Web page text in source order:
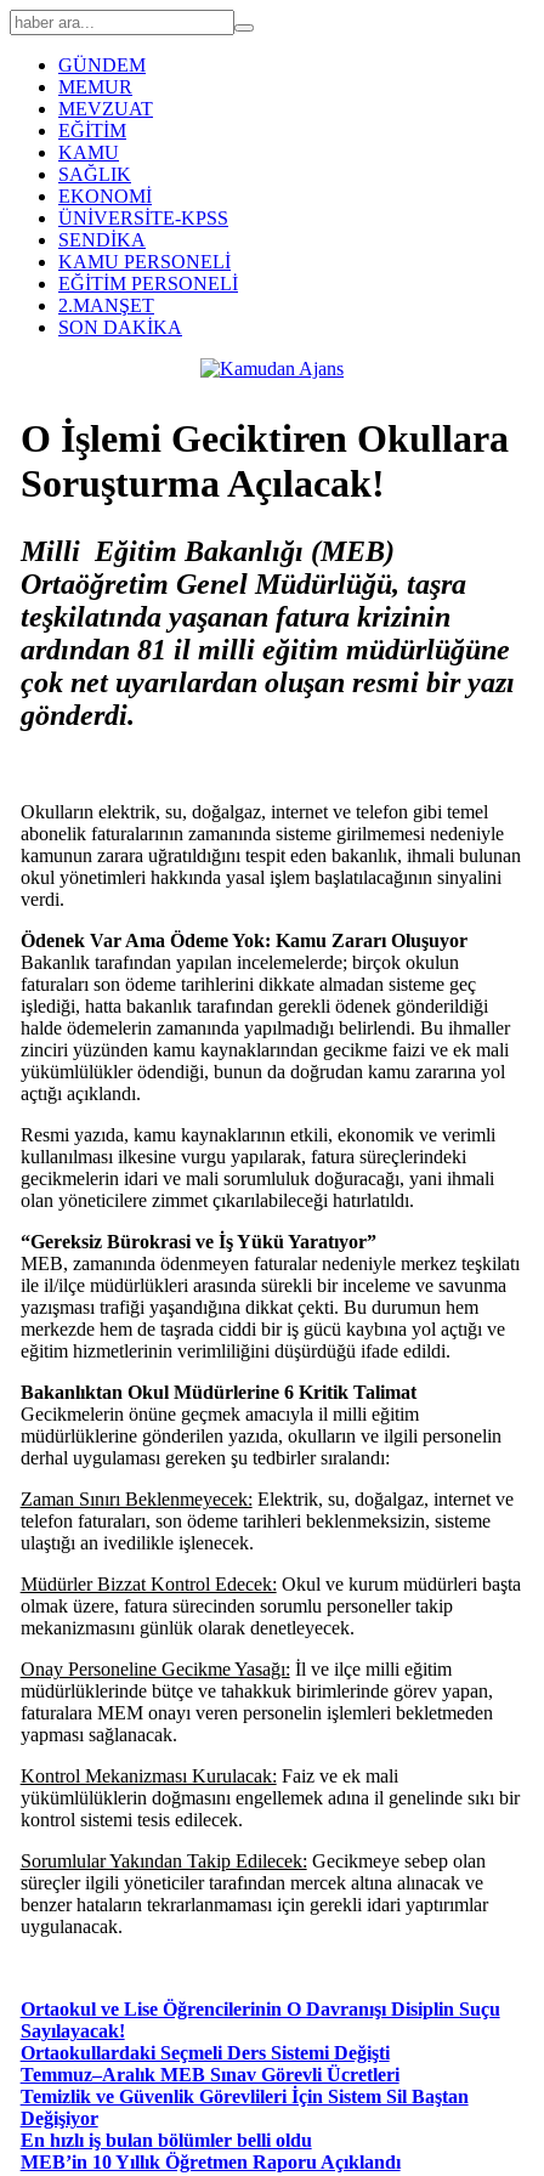
GÜNDEM
MEMUR
MEVZUAT
EĞİTİM
KAMU
SAĞLIK
EKONOMİ
ÜNİVERSİTE-KPSS
SENDİKA
KAMU PERSONELİ
EĞİTİM PERSONELİ
2.MANŞET
SON DAKİKA
O İşlemi Geciktiren Okullara
Soruşturma Açılacak!
Milli Eğitim Bakanlığı (MEB)
Ortaöğretim Genel Müdürlüğü, taşra
teşkilatında yaşanan fatura krizinin
ardından 81 il milli eğitim müdürlüğüne
çok net uyarılardan oluşan resmi bir yazı
gönderdi.
Okulların elektrik, su, doğalgaz, internet ve telefon gibi temel
abonelik faturalarının zamanında sisteme girilmemesi nedeniyle
kamunun zarara uğratıldığını tespit eden bakanlık, ihmali bulunan
okul yönetimleri hakkında yasal işlem başlatılacağının sinyalini
verdi.
Ödenek Var Ama Ödeme Yok: Kamu Zararı Oluşuyor
Bakanlık tarafından yapılan incelemelerde; birçok okulun
faturaları son ödeme tarihlerini dikkate almadan sisteme geç
işlediği, hatta bakanlık tarafından gerekli ödenek gönderildiği
halde ödemelerin zamanında yapılmadığı belirlendi. Bu ihmaller
zinciri yüzünden kamu kaynaklarından gecikme faizi ve ek mali
yükümlülükler ödendiği, bunun da doğrudan kamu zararına yol
açtığı açıklandı.
Resmi yazıda, kamu kaynaklarının etkili, ekonomik ve verimli
kullanılması ilkesine vurgu yapılarak, fatura süreçlerindeki
gecikmelerin idari ve mali sorumluluk doğuracağı, yani ihmali
olan yöneticilere zimmet çıkarılabileceği hatırlatıldı.
“Gereksiz Bürokrasi ve İş Yükü Yaratıyor”
MEB, zamanında ödenmeyen faturalar nedeniyle merkez teşkilatı
ile il/ilçe müdürlükleri arasında sürekli bir inceleme ve savunma
yazışması trafiği yaşandığına dikkat çekti. Bu durumun hem
merkezde hem de taşrada ciddi bir iş gücü kaybına yol açtığı ve
eğitim hizmetlerinin verimliliğini düşürdüğü ifade edildi.
Bakanlıktan Okul Müdürlerine 6 Kritik Talimat
Gecikmelerin önüne geçmek amacıyla il milli eğitim
müdürlüklerine gönderilen yazıda, okulların ve ilgili personelin
derhal uygulaması gereken şu tedbirler sıralandı:
Zaman Sınırı Beklenmeyecek: Elektrik, su, doğalgaz, internet ve
telefon faturaları, son ödeme tarihleri beklenmeksizin, sisteme
ulaştığı an ivedilikle işlenecek.
Müdürler Bizzat Kontrol Edecek: Okul ve kurum müdürleri başta
olmak üzere, fatura sürecinden sorumlu personeller takip
mekanizmasını günlük olarak denetleyecek.
Onay Personeline Gecikme Yasağı: İl ve ilçe milli eğitim
müdürlüklerinde bütçe ve tahakkuk birimlerinde görev yapan,
faturalara MEM onayı veren personelin işlemleri bekletmeden
yapması sağlanacak.
Kontrol Mekanizması Kurulacak: Faiz ve ek mali
yükümlülüklerin doğmasını engellemek adına il genelinde sıkı bir
kontrol sistemi tesis edilecek.
Sorumlular Yakından Takip Edilecek: Gecikmeye sebep olan
süreçler ilgili yöneticiler tarafından mercek altına alınacak ve
benzer hataların tekrarlanmaması için gerekli idari yaptırımlar
uygulanacak.
Ortaokul ve Lise Öğrencilerinin O Davranışı Disiplin Suçu
Sayılayacak!
Ortaokullardaki Seçmeli Ders Sistemi Değişti
Temmuz–Aralık MEB Sınav Görevli Ücretleri
Temizlik ve Güvenlik Görevlileri İçin Sistem Sil Baştan
Değişiyor
En hızlı iş bulan bölümler belli oldu
MEB’in 10 Yıllık Öğretmen Raporu Açıklandı